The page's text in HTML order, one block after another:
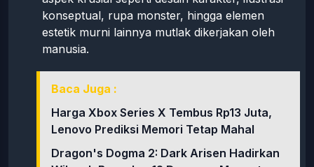
konseptual, rupa monster, hingga elemen
estetik murni lainnya mutlak dikerjakan oleh
manusia.
Baca Juga :
Harga Xbox Series X Tembus Rp13 Juta,
Lenovo Prediksi Memori Tetap Mahal
Dragon's Dogma 2: Dark Arisen Hadirkan